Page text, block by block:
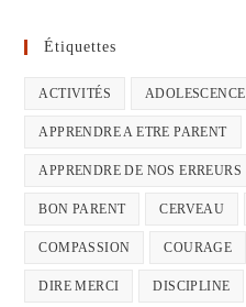
Étiquettes
ACTIVITÉS ADOLESCENCE
APPRENDRE A ETRE PARENT
APPRENDRE DE NOS ERREURS
BON PARENT CERVEAU
COMPASSION COURAGE
DIRE MERCI DISCIPLINE